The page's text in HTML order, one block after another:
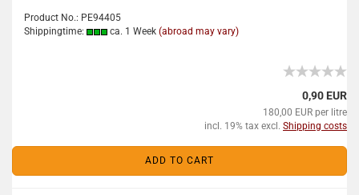
Product No.: PE94405
Shippingtime:
ca. 1 Week (abroad may vary)
0,90 EUR
180,00 EUR per litre
incl. 19% tax excl. Shipping costs
ADD TO CART